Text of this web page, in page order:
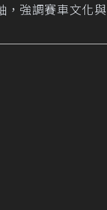
強調賽車文化